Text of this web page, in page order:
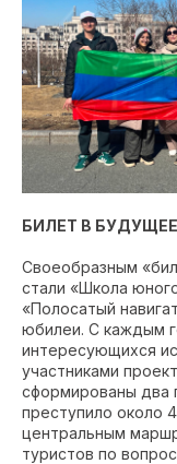
БИЛЕТ В БУДУЩЕЕ
Своеобразным
стали «Школа
«Полосатый
юбилеи. С каждым
интересующихся
участниками
сформированы два
преступило около
центральным
туристов по